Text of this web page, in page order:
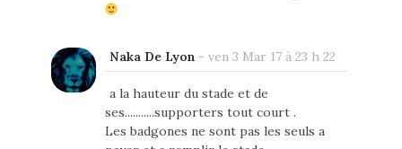
Naka De Lyon - ven 3 Mar 17 à 23 h 22
a la hauteur du stade et de
ses...........supporters tout court .
Les badgones ne sont pas les seuls a